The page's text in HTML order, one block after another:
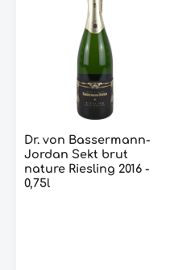
Dr. von Bassermann-
Jordan Sekt brut
nature Riesling 2016 -
0,75l